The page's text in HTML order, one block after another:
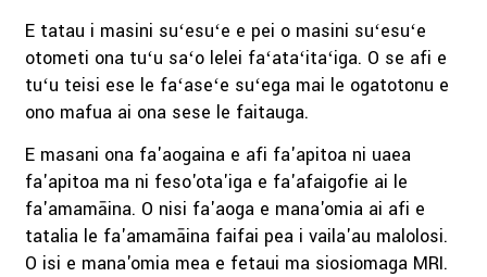
E tatau i masini suʻesuʻe e pei o masini suʻesuʻe
otometi ona tuʻu saʻo lelei faʻataʻitaʻiga. O se afi e
tuʻu teisi ese le faʻaseʻe suʻega mai le ogatotonu e
ono mafua ai ona sese le faitauga.
E masani ona fa'aogaina e afi fa'apitoa ni uaea
fa'apitoa ma ni feso'ota'iga e fa'afaigofie ai le
fa'amamāina. O nisi fa'aoga e mana'omia ai afi e
tatalia le fa'amamāina faifai pea i vaila'au malolosi.
O isi e mana'omia mea e fetaui ma siosiomaga MRI.